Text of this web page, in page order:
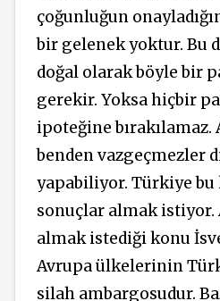
çoğunluğun
bir gelenek yoktur. Bu
doğal olarak böyle bir
gerekir. Yoksa hiçbir
ipoteğine bırakılamaz.
benden vazgeçmezler
yapabiliyor. Türkiye bu
sonuçlar almak istiyor.
almak istediği konu
Avrupa ülkelerinin
silah ambargosudur.